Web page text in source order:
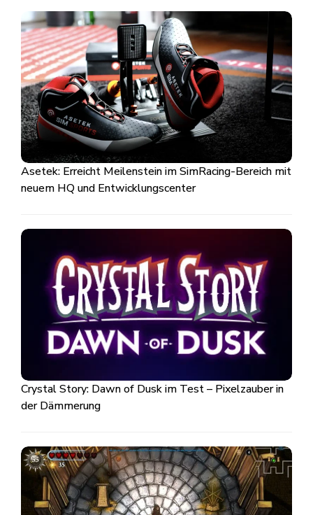
Asetek: Erreicht Meilenstein im SimRacing-Bereich mit
neuem HQ und Entwicklungscenter
Crystal Story: Dawn of Dusk im Test – Pixelzauber in
der Dämmerung